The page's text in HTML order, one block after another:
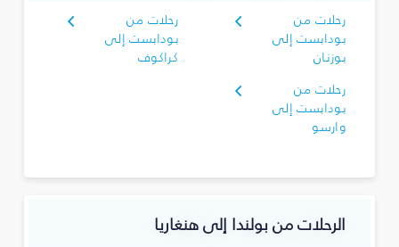
رحلات من
بودابست إلى
بوزنان
رحلات من
بودابست إلى
كراكوف
رحلات من
بودابست إلى
وارسو
الرحلات من بولندا إلى هنغاريا